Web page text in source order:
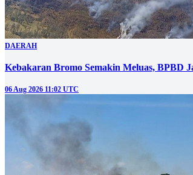
DAERAH
Kebakaran Bromo Semakin Meluas, BPBD
06 Aug 2026 11:02 UTC